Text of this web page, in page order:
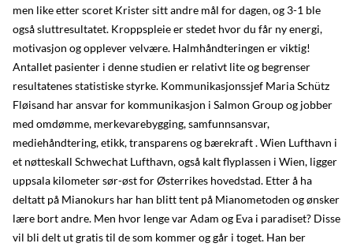
men like etter scoret Krister sitt andre mål for dagen, og 3-1 ble
også sluttresultatet. Kroppspleie er stedet hvor du får ny energi,
motivasjon og opplever velvære. Halmhåndteringen er viktig!
Antallet pasienter i denne studien er relativt lite og begrenser
resultatenes statistiske styrke. Kommunikasjonssjef Maria Schütz
Fløisand har ansvar for kommunikasjon i Salmon Group og jobber
med omdømme, merkevarebygging, samfunnsansvar,
mediehåndtering, etikk, transparens og bærekraft . Wien Lufthavn i
et nøtteskall Schwechat Lufthavn, også kalt flyplassen i Wien, ligger
uppsala kilometer sør-øst for Østerrikes hovedstad. Etter å ha
deltatt på Mianokurs har han blitt tent på Mianometoden og ønsker
lære bort andre. Men hvor lenge var Adam og Eva i paradiset? Disse
vil bli delt ut gratis til de som kommer og går i toget. Han ber